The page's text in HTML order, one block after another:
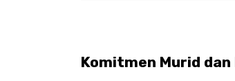
Komitmen Murid